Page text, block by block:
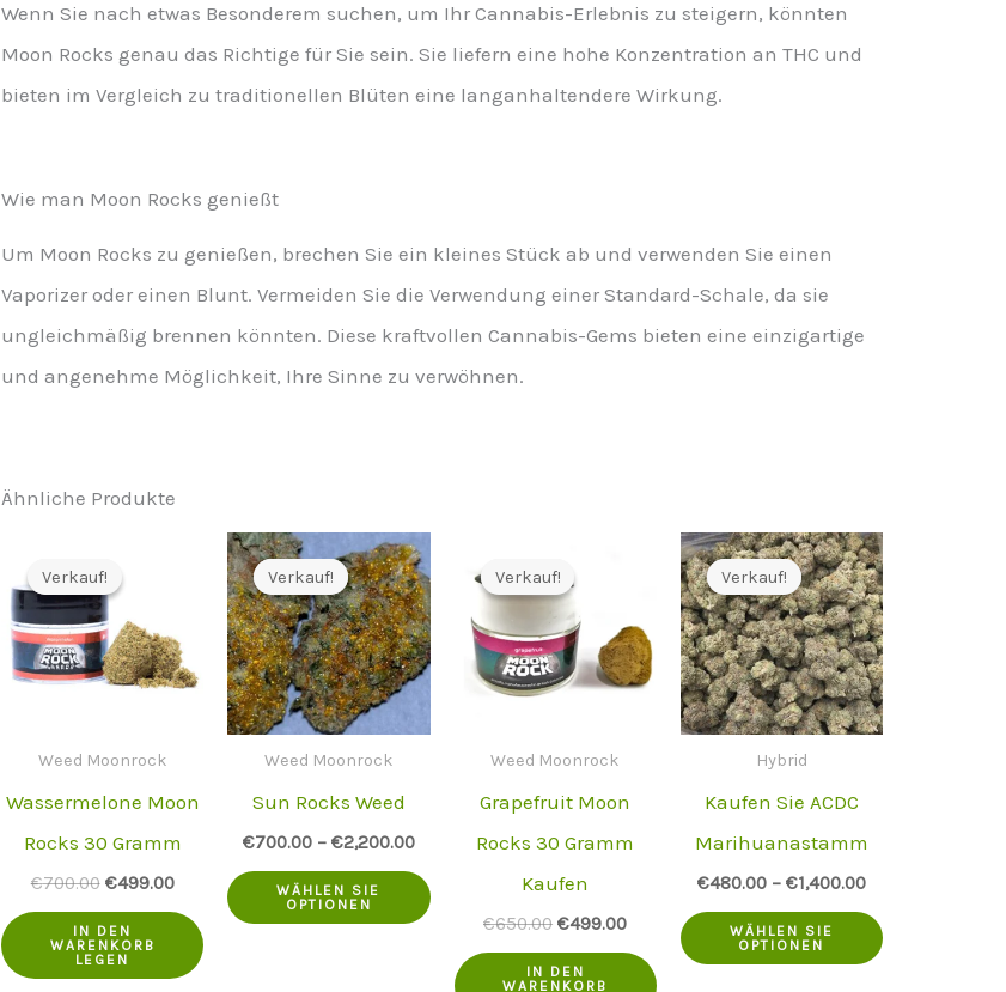
Wenn Sie nach etwas Besonderem suchen, um Ihr Cannabis-Erlebnis zu steigern, könnten
Moon Rocks genau das Richtige für Sie sein. Sie liefern eine hohe Konzentration an THC und
bieten im Vergleich zu traditionellen Blüten eine langanhaltendere Wirkung.
Wie man Moon Rocks genießt
Um Moon Rocks zu genießen, brechen Sie ein kleines Stück ab und verwenden Sie einen
Vaporizer oder einen Blunt. Vermeiden Sie die Verwendung einer Standard-Schale, da sie
ungleichmäßig brennen könnten. Diese kraftvollen Cannabis-Gems bieten eine einzigartige
und angenehme Möglichkeit, Ihre Sinne zu verwöhnen.
Ähnliche Produkte
Verkauf!
Verkauf!
Weed Moonrock
Wassermelone Moon
Rocks 30 Gramm
€700.00 Der
Preis
war:
€700.00.
€499.00Der
aktuelle
Preis
€499.00.
IN DEN
WARENKORB
LEGEN
Verkauf!
Verkauf!
Weed Moonrock
Sun Rocks Weed
€700.00– €2,200.00
WÄHLEN SIE
OPTIONEN
Dieses
Produkt
hat
Verkauf!
Verkauf!
Weed Moonrock
Grapefruit Moon
Rocks 30 Gramm
Kaufen
€650.00 Der
Preis
€499.00Der
aktuelle
Preis
IN DEN
WARENKORB
Verkauf!
Verkauf!
Hybrid
Kaufen Sie ACDC
Marihuanastamm
€480.00– €1,400.00
WÄHLEN SIE
OPTIONEN